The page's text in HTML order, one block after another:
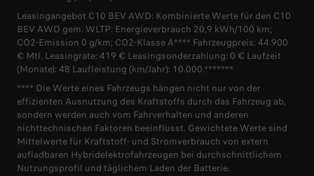
Leasingangebot C10 BEV AWD: Kombinierte Werte für den C10
BEV AWD gem. WLTP: Energieverbrauch 20,9 kWh/100 km;
CO2-Emission 0 g/km; CO2-Klasse A**** Fahrzeugpreis: 44.900
€ Mtl. Leasingrate: 419 € Leasingsonderzahlung: 0 € Laufzeit
(Monate): 48 Laufleistung (km/Jahr): 10.000.*******
**** Die Werte eines Fahrzeugs hängen nicht nur von der
effizienten Ausnutzung des Kraftstoffs durch das Fahrzeug ab,
sondern werden auch vom Fahrverhalten und anderen
nichttechnischen Faktoren beeinflusst. Gewichtete Werte sind
Mittelwerte für Kraftstoff- und Stromverbrauch von extern
aufladbaren Hybridelektrofahrzeugen bei durchschnittlichem
Nutzungsprofil und täglichem Laden der Batterie.